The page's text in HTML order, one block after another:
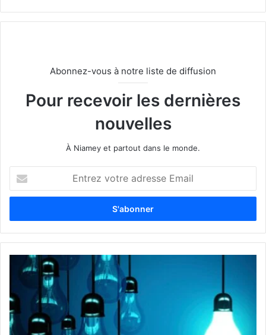
Abonnez-vous à notre liste de diffusion
Pour recevoir les dernières
nouvelles
À Niamey et partout dans le monde.
t
e
z
e
a
d